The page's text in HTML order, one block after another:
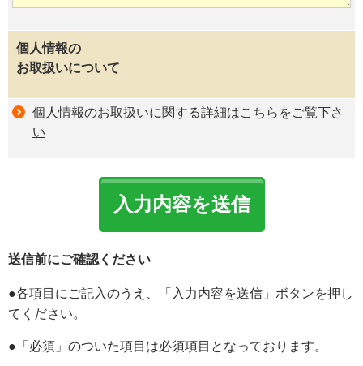
個人情報の
お取扱いについて
個人情報のお取扱いに関する詳細はこちらをご覧下さ
い
ィ
ル
ド
は
送信前にご確認ください
●各項目にご記入のうえ、「入力内容を送信」ボタンを押し
てください。
●「必須」のついた項目は必須項目となっております。